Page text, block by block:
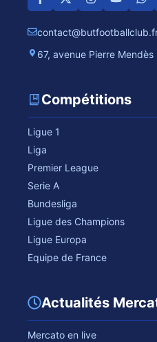
67, avenue Pierre Mendès
Compétitions
Ligue 1
Liga
Premier League
Serie A
Bundesliga
Ligue des Champions
Ligue Europa
Equipe de France
Actualités
Mercato en live